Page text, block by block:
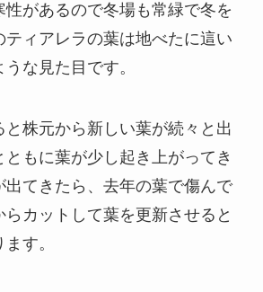
性があるので冬場も常緑で冬を
ティアレラの葉は地べたに這い
な見た目です。
株元から新しい葉が続々と出
もに葉が少し起き上がってき
出てきたら、去年の葉で傷んで
カットして葉を更新させると
す。